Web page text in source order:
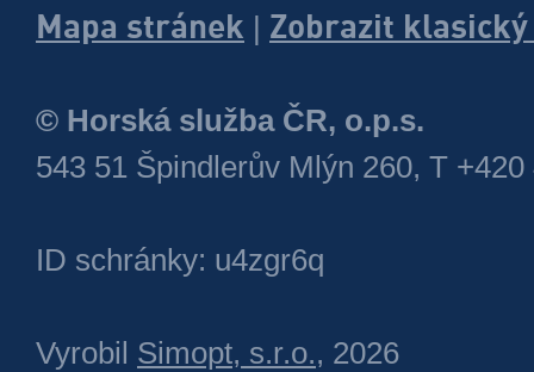
Mapa stránek
Zobrazit
© Horská služba ČR, o.p.s.
543 51 Špindlerův Mlýn 260, T +420
ID schránky: u4zgr6q
Vyrobil Simopt, s.r.o., 2026